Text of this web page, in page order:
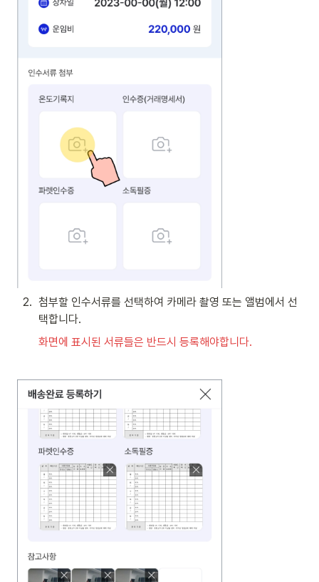
2. 첨부할 인수서류를 선택하여 카메라 촬영 또는 앨범에서 선
택합니다.
화면에 표시된 서류들은 반드시 등록해야합니다.